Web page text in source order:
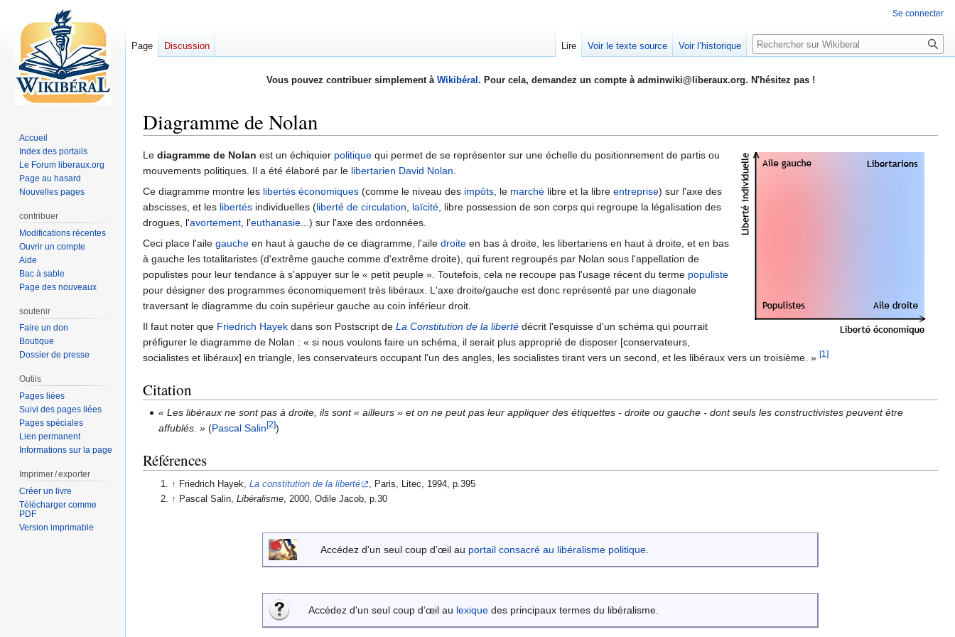
Vous pouvez contribuer simplement à Wikibéral . Pour cela, demandez un compte à adminwiki@liberaux.org. N'hésitez pas !
Diagramme de Nolan
Aller
à
la
navigation
Aller
à
la
recherche
Le diagramme de Nolan est un échiquier politique qui permet de se représenter sur une échelle du positionnement de partis ou
mouvements politiques. Il a été élaboré par le libertarien David Nolan.
Ce diagramme montre les libertés économiques (comme le niveau des impôts, le marché libre et la libre entreprise) sur l'axe des
abscisses, et les libertés individuelles (liberté de circulation, laïcité, libre possession de son corps qui regroupe la légalisation des
drogues, l'avortement, l'euthanasie...) sur l'axe des ordonnées.
Ceci place l'aile gauche en haut à gauche de ce diagramme, l'aile droite en bas à droite, les libertariens en haut à droite, et en bas
à gauche les totalitaristes (d'extrême gauche comme d'extrême droite), qui furent regroupés par Nolan sous l'appellation de
populistes pour leur tendance à s'appuyer sur le « petit peuple ». Toutefois, cela ne recoupe pas l'usage récent du terme populiste
pour désigner des programmes économiquement très libéraux. L'axe droite/gauche est donc représenté par une diagonale
traversant le diagramme du coin supérieur gauche au coin inférieur droit.
Il faut noter que Friedrich Hayek dans son Postscript de La Constitution de la liberté décrit l'esquisse d'un schéma qui pourrait
préfigurer le diagramme de Nolan : « si nous voulons faire un schéma, il serait plus approprié de disposer [conservateurs,
socialistes et libéraux] en triangle, les conservateurs occupant l'un des angles, les socialistes tirant vers un second, et les libéraux vers un troisième. » [1]
Citation
« Les libéraux ne sont pas à droite, ils sont « ailleurs » et on ne peut pas leur appliquer des étiquettes - droite ou gauche - dont seuls les constructivistes peuvent être
affublés. » (Pascal Salin[2])
Références
↑ Friedrich Hayek,La constitution de la liberté
, Paris, Litec, 1994, p.395
↑ Pascal Salin,Libéralisme, 2000, Odile Jacob, p.30
Accédez d'un seul coup d’œil au portail consacré au libéralisme politique.
Accédez d'un seul coup d’œil au lexique des principaux termes du libéralisme.
Se connecter
Page Discussion Lire Voir le texte source Voir l’historique Rechercher
Accueil
Index des portails
Le Forum liberaux.org
Page au hasard
Nouvelles pages
contribuer
Modifications récentes
Ouvrir un compte
Aide
Bac à sable
Page des nouveaux
soutenir
Faire un don
Boutique
Dossier de presse
Outils
Pages liées
Suivi des pages liées
Pages spéciales
Lien permanent
Informations sur la page
Imprimer / exporter
Créer un livre
Télécharger comme
PDF
Version imprimable